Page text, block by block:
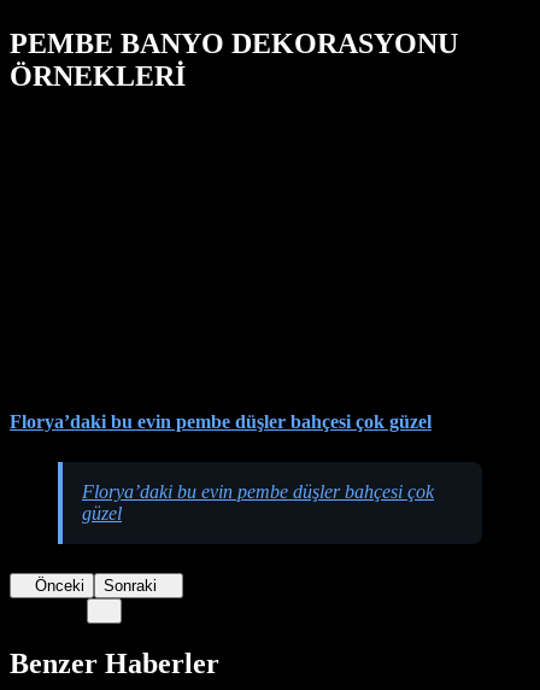
PEMBE BANYO DEKORASYONU
ÖRNEKLERİ
Florya’daki bu evin pembe düşler bahçesi çok güzel
Florya’daki bu evin pembe düşler bahçesi çok
güzel
Önceki Sonraki
Benzer Haberler